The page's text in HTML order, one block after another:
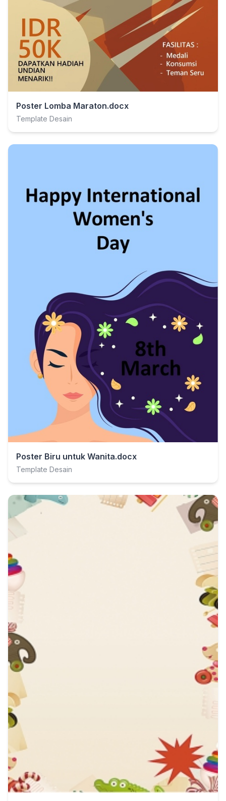
Poster Lomba Maraton.docx
Template Desain
Poster Biru untuk Wanita.docx
Template Desain